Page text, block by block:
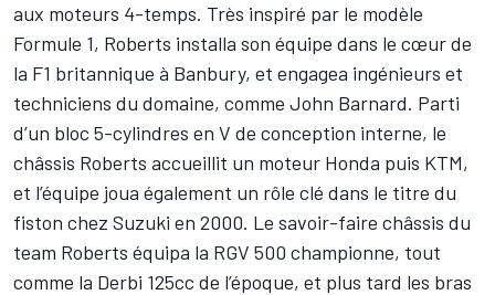
aux moteurs 4-temps. Très inspiré par le modèle
Formule 1, Roberts installa son équipe dans le cœur de
la F1 britannique à Banbury, et engagea ingénieurs et
techniciens du domaine, comme John Barnard. Parti
d’un bloc 5-cylindres en V de conception interne, le
châssis Roberts accueillit un moteur Honda puis KTM,
et l’équipe joua également un rôle clé dans le titre du
fiston chez Suzuki en 2000. Le savoir-faire châssis du
team Roberts équipa la RGV 500 championne, tout
comme la Derbi 125cc de l’époque, et plus tard les bras